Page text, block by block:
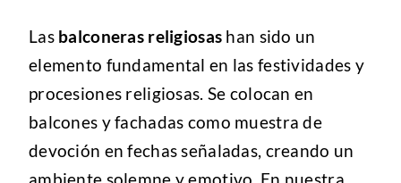
Las balconeras religiosas han sido un
elemento fundamental en las festividades y
procesiones religiosas. Se colocan en
balcones y fachadas como muestra de
devoción en fechas señaladas, creando un